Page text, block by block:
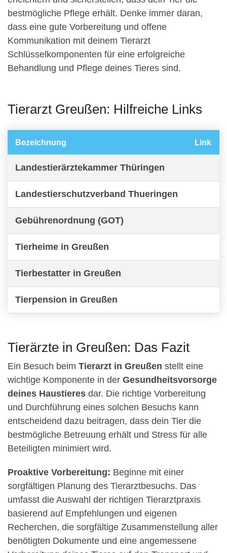
bestmögliche Pflege erhält. Denke immer daran,
dass eine gute Vorbereitung und offene
Kommunikation mit deinem Tierarzt
Schlüsselkomponenten für eine erfolgreiche
Behandlung und Pflege deines Tieres sind.
Tierarzt Greußen: Hilfreiche Links
Bezeichnung Link
Landestierärztekammer Thüringen
Landestierschutzverband Thueringen
Gebührenordnung (GOT)
Tierheime in Greußen
Tierbestatter in Greußen
Tierpension in Greußen
Tierärzte in Greußen: Das Fazit
Ein Besuch beim Tierarzt in Greußen stellt eine
wichtige Komponente in der Gesundheitsvorsorge
deines Haustieres dar. Die richtige Vorbereitung
und Durchführung eines solchen Besuchs kann
entscheidend dazu beitragen, dass dein Tier die
bestmögliche Betreuung erhält und Stress für alle
Beteiligten minimiert wird.
Proaktive Vorbereitung: Beginne mit einer
sorgfältigen Planung des Tierarztbesuchs. Das
umfasst die Auswahl der richtigen Tierarztpraxis
basierend auf Empfehlungen und eigenen
Recherchen, die sorgfältige Zusammenstellung aller
benötigten Dokumente und eine angemessene